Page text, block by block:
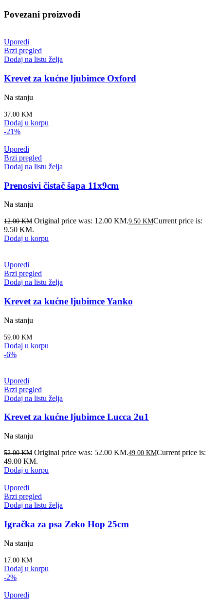
Povezani proizvodi
Uporedi
Brzi pregled
Dodaj na listu želja
Krevet za kućne ljubimce Oxford
Na stanju
37.00 KM
Dodaj u korpu
-21%
Uporedi
Brzi pregled
Dodaj na listu želja
Prenosivi čistač šapa 11x9cm
Na stanju
12.00KM Original price was: 12.00 KM.9.50 KMCurrent price is:
9.50 KM.
Dodaj u korpu
Uporedi
Brzi pregled
Dodaj na listu želja
Krevet za kućne ljubimce Yanko
Na stanju
59.00 KM
Dodaj u korpu
-6%
Uporedi
Brzi pregled
Dodaj na listu želja
Krevet za kućne ljubimce Lucca 2u1
Na stanju
52.00KM Original price was: 52.00 KM.49.00 KMCurrent price is:
49.00 KM.
Dodaj u korpu
Uporedi
Brzi pregled
Dodaj na listu želja
Igračka za psa Zeko Hop 25cm
Na stanju
17.00 KM
Dodaj u korpu
-2%
Uporedi